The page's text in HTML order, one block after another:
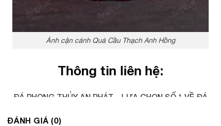
Ảnh cận cảnh Quả Cầu Thạch Anh Hồng
Thông tin liên hệ:
ĐÁ PHONG THỦY AN PHÁT – LỰA CHỌN SỐ 1 VỀ ĐÁ
Địa chỉ: 60/69 Bùi Huy Bích, Hoàng Mai, Hà Nội
ĐÁNH GIÁ (0)